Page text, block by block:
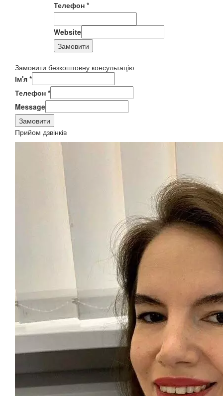
Телефон *
Website
Замовити
Замовити безкоштовну консультацію
Ім'я *
Телефон *
Message
Замовити
Прийом дзвінків